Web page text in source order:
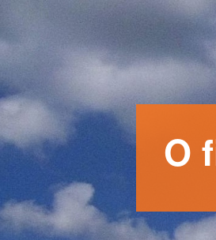
O